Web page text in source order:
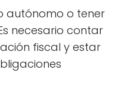
autónomo o tener
necesario contar
fiscal y estar